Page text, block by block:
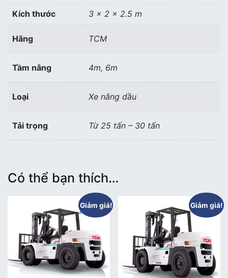
lượng
Kích thước 3 × 2 × 2.5 m
Hãng TCM
Tầm nâng 4m, 6m
Loại Xe nâng dầu
Tải trọng Từ 25 tấn – 30 tấn
Có thể bạn thích…
Giảm giá! Giảm giá!